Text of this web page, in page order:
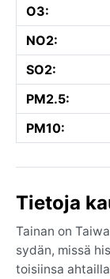
O3:
NO2:
SO2:
PM2.5:
PM10:
Tietoja
Tainan on
sydän, missä
toisiinsa